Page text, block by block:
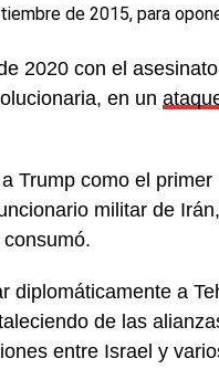
de 2015, para
2020 con el
en un
Trump como el
militar de
diplomáticamente a
de las
entre Israel y